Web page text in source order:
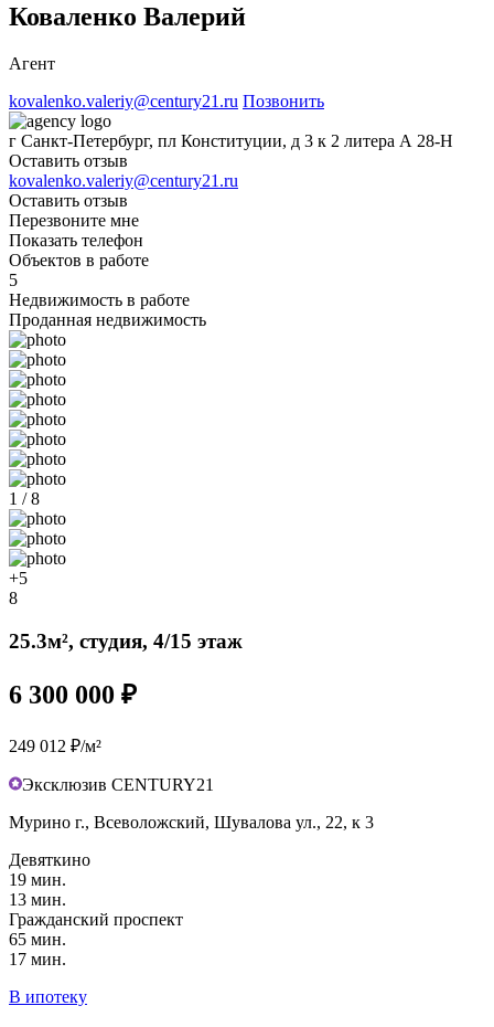
Коваленко Валерий
Агент
kovalenko.valeriy@century21.ru Позвонить
г Санкт-Петербург, пл Конституции, д 3 к 2 литера А 28-Н
Оставить отзыв
kovalenko.valeriy@century21.ru
Оставить отзыв
Перезвоните мне
Показать телефон
Объектов в работе
5
Недвижимость в работе
Проданная недвижимость
1 / 8
+5
8
25.3м², студия, 4/15 этаж
6 300 000 ₽
249 012 ₽/м²
Эксклюзив CENTURY21
Мурино г., Всеволожский, Шувалова ул., 22, к 3
Девяткино
19 мин.
13 мин.
Гражданский проспект
65 мин.
17 мин.
В ипотеку